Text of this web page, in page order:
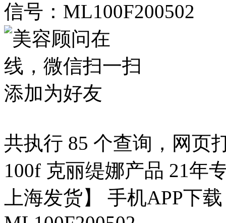
信号：ML100F200502
共执行 85 个查询，网页
100f 克丽缇娜产品 21年
上海发货】 手机APP下